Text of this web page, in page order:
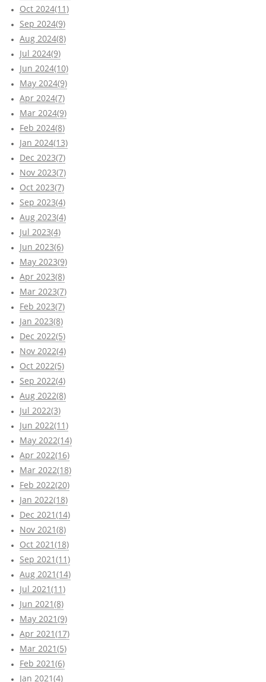
Oct 2024(11)
Sep 2024(9)
Aug 2024(8)
Jul 2024(9)
Jun 2024(10)
May 2024(9)
Apr 2024(7)
Mar 2024(9)
Feb 2024(8)
Jan 2024(13)
Dec 2023(7)
Nov 2023(7)
Oct 2023(7)
Sep 2023(4)
Aug 2023(4)
Jul 2023(4)
Jun 2023(6)
May 2023(9)
Apr 2023(8)
Mar 2023(7)
Feb 2023(7)
Jan 2023(8)
Dec 2022(5)
Nov 2022(4)
Oct 2022(5)
Sep 2022(4)
Aug 2022(8)
Jul 2022(3)
Jun 2022(11)
May 2022(14)
Apr 2022(16)
Mar 2022(18)
Feb 2022(20)
Jan 2022(18)
Dec 2021(14)
Nov 2021(8)
Oct 2021(18)
Sep 2021(11)
Aug 2021(14)
Jul 2021(11)
Jun 2021(8)
May 2021(9)
Apr 2021(17)
Mar 2021(5)
Feb 2021(6)
Jan 2021(4)